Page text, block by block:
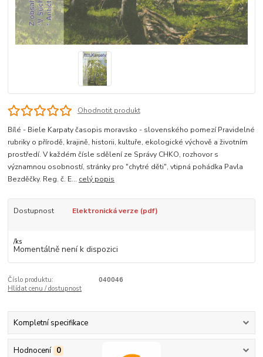
Ohodnotit produkt
Bílé - Biele Karpaty časopis moravsko - slovenského pomezí Pravidelné
rubriky o přírodě, krajině, historii, kultuře, ekologické výchově a životním
prostředí. V každém čísle sdělení ze Správy CHKO, rozhovor s
významnou osobností, stránky pro "chytré děti", vtipná pohádka Pavla
Bezděčky. Reg. č. E... celý popis
Dostupnost Elektronická verze (pdf)
/ks
Momentálně není k dispozici
Číslo produktu:
040046
Hlídat cenu / dostupnost
Kompletní specifikace
Hodnocení 0